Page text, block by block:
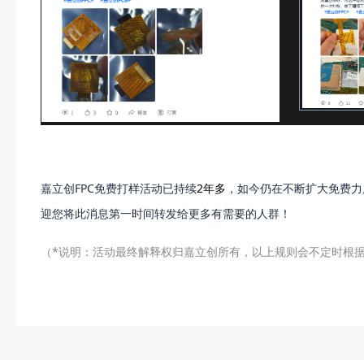
嘉立创FPC免费打样活动已持续2年多 ，如今仍在不断扩大免费
迎您将此消息第一时间转发给更多有需要的人群！
（*说明：活动最终解释权归嘉立创所有，以上规则会不定时